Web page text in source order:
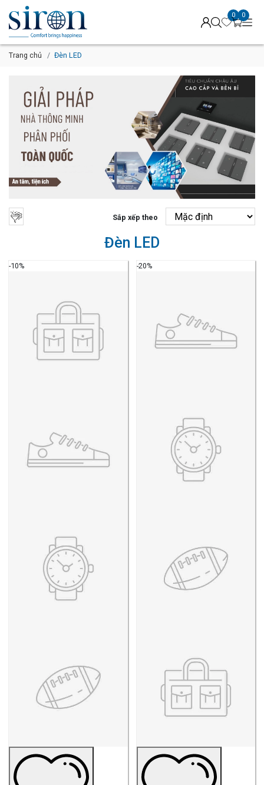
0 0
Trang chủ Đèn LED
Sắp xếp theo
Đèn LED
-10% -20%